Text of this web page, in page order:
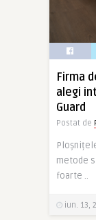
Firma
alegi
Guard
Postat de
metode
foarte ..
iun. 13,